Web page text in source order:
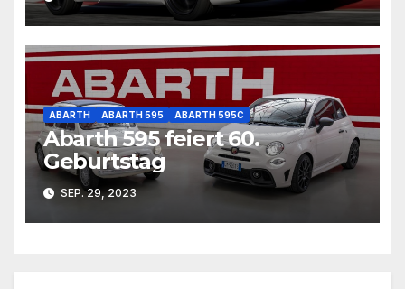
ABARTH ABARTH 595 ABARTH 595C
Abarth 595 feiert 60.
Geburtstag
SEP. 29, 2023